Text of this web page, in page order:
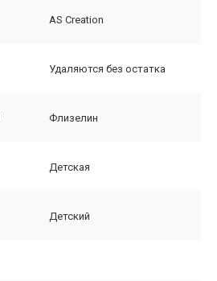
AS Creation
Удаляются без остатка
Флизелин
Детская
Детский